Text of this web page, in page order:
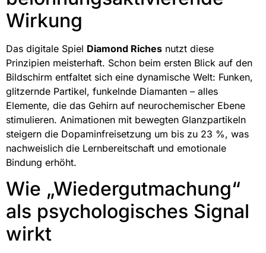
Wirkung
Das digitale Spiel Diamond Riches nutzt diese
Prinzipien meisterhaft. Schon beim ersten Blick auf den
Bildschirm entfaltet sich eine dynamische Welt: Funken,
glitzernde Partikel, funkelnde Diamanten – alles
Elemente, die das Gehirn auf neurochemischer Ebene
stimulieren. Animationen mit bewegten Glanzpartikeln
steigern die Dopaminfreisetzung um bis zu 23 %, was
nachweislich die Lernbereitschaft und emotionale
Bindung erhöht.
Wie „Wiedergutmachung“
als psychologisches Signal
wirkt